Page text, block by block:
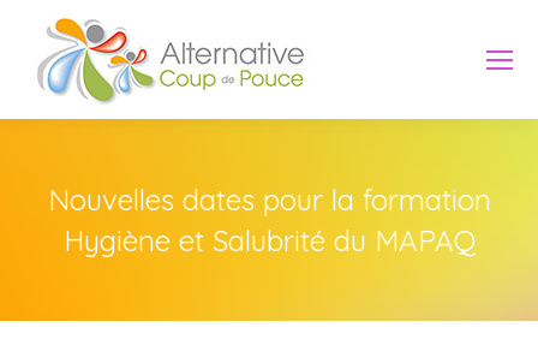
Nouvelles dates pour la formation
Hygiène et Salubrité du MAPAQ